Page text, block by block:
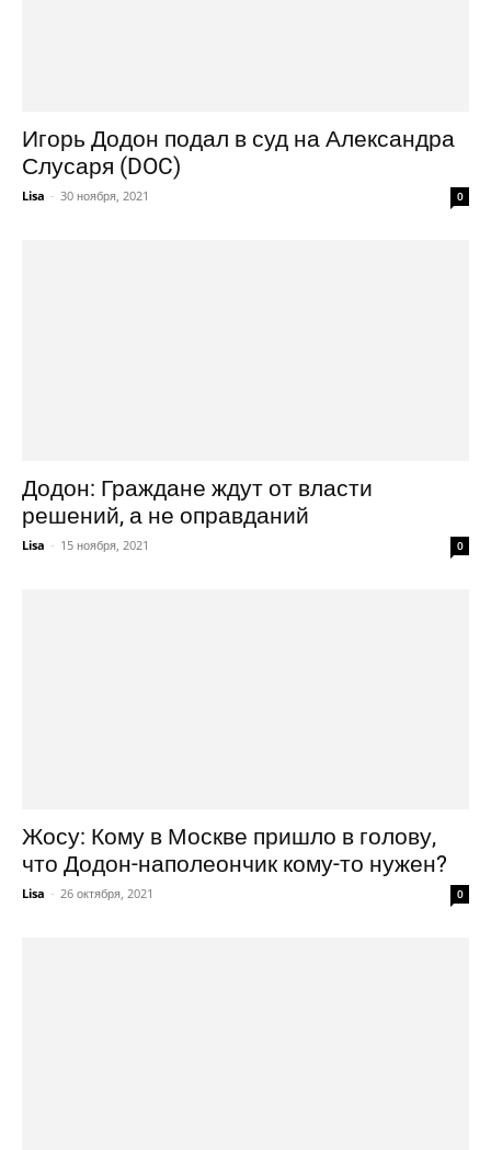
Игорь Додон подал в суд на Александра
Слусаря (DOC)
Lisa - 30 ноября, 2021 0
Додон: Граждане ждут от власти
решений, а не оправданий
Lisa - 15 ноября, 2021 0
Жосу: Кому в Москве пришло в голову,
что Додон-наполеончик кому-то нужен?
Lisa - 26 октября, 2021 0